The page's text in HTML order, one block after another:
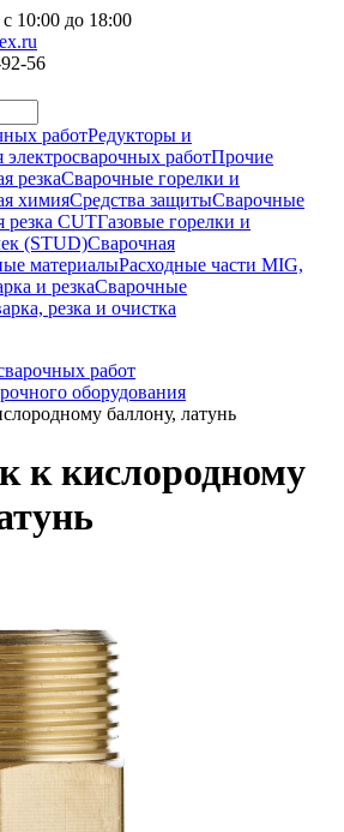
10:00 до 18:00
56
работРедукторы и
электросварочных работПрочие
резкаСварочные горелки и
химияСредства защитыСварочные
резка CUTГазовые горелки и
(STUD)Сварочная
материалыРасходные части MIG,
и резкаСварочные
резка и очистка
работ
оборудования
баллону, латунь
к кислородному